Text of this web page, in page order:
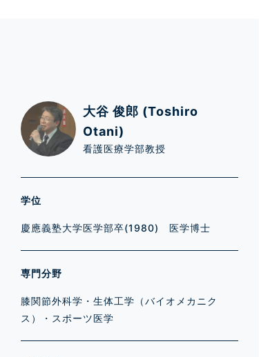
大谷 俊郎 (Toshiro
Otani)
看護医療学部教授
学位
慶應義塾大学医学部卒(1980) 医学博士
専門分野
膝関節外科学・生体工学（バイオメカニク
ス）・スポーツ医学